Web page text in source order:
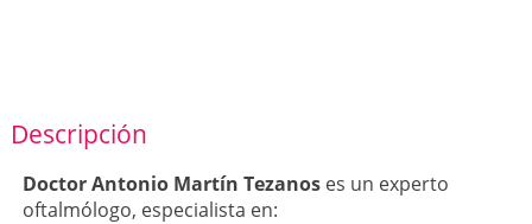
Descripción
Doctor Antonio Martín Tezanoses un experto
oftalmólogo, especialista en: